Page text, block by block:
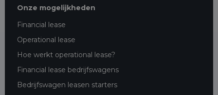
Onze mogelijkheden
Financial lease
Operational lease
Hoe werkt operational lease?
Financial lease bedrijfswagens
Bedrijfswagen leasen starters